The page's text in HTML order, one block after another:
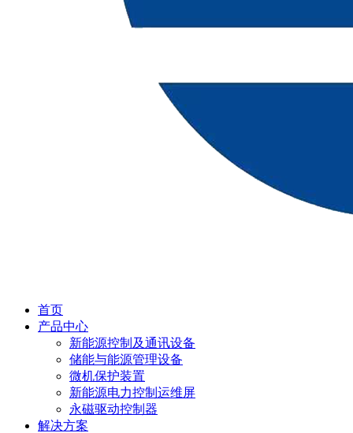
首页
产品中心
新能源控制及通讯设备
储能与能源管理设备
微机保护装置
新能源电力控制运维屏
永磁驱动控制器
解决方案